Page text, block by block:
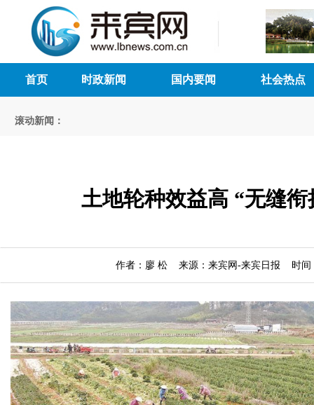
首页 时政新闻 国内要闻 社会热点
滚动新闻：
土地轮种效益高 “无缝衔
作者：廖 松 来源：来宾网-来宾日报 时间